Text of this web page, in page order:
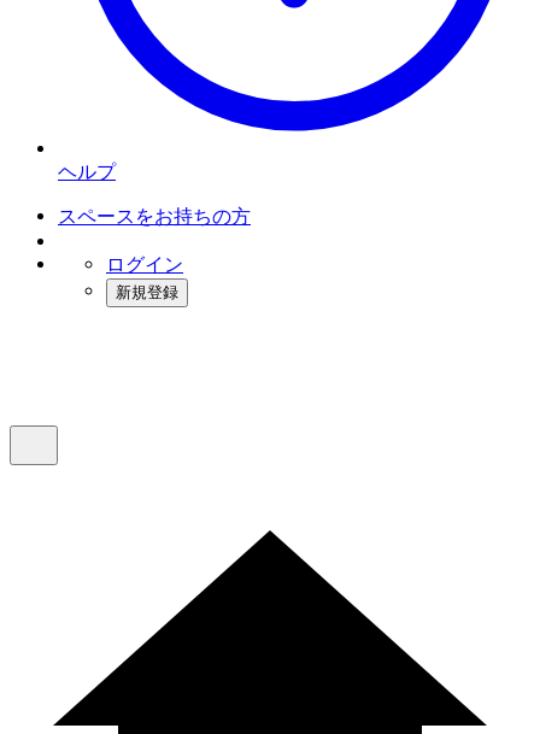
ヘルプ
スペースをお持ちの方
ログイン
新規登録